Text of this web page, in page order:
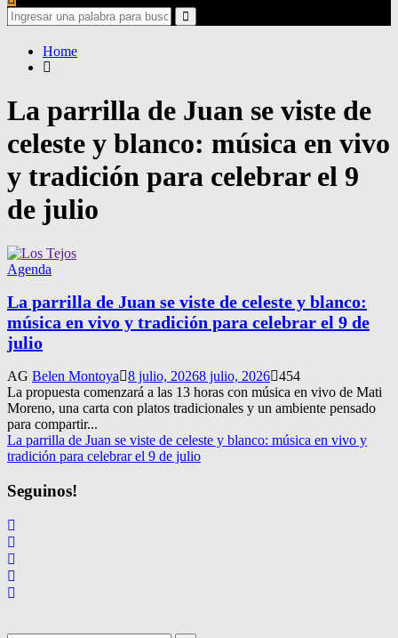
Search
for:
Search
Home
La parrilla de Juan se viste de
celeste y blanco: música en vivo
y tradición para celebrar el 9
de julio
Agenda
La parrilla de Juan se viste de celeste y blanco:
música en vivo y tradición para celebrar el 9 de
julio
AG Belen Montoya 8 julio, 20268 julio, 2026 454
La propuesta comenzará a las 13 horas con música en vivo de Mati
Moreno, una carta con platos tradicionales y un ambiente pensado
para compartir...
La parrilla de Juan se viste de celeste y blanco: música en vivo y
tradición para celebrar el 9 de julio
Seguinos!